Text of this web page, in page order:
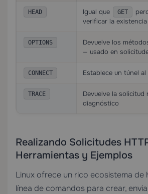
HEAD Igual que GET
verificar la
OPTIONS
Devuelve los
— usado en
CONNECT Establece un túnel
TRACE
Devuelve la
diagnóstico
Realizando Solicitudes
Herramientas y Ejemplos
Linux ofrece un rico ecosistema de
línea de comandos para crear,